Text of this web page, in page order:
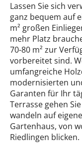
Lassen Sie sich
ganz bequem auf
m² großen
mehr Platz
70-80 m² zur
vorbereitet sind.
umfangreiche
modernisierten
Garanten für Ihr
Terrasse gehen
wandeln auf
Gartenhaus, von
Riedlingen blicken.